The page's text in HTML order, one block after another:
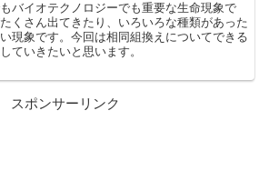
バイオテクノロジーでも重要な生命現象で
くさん出てきたり、いろいろな種類があった
現象です。今回は相同組換えについてできる
ていきたいと思います。
スポンサーリンク